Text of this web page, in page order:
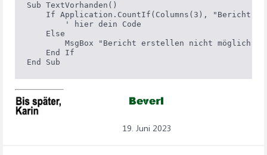
Sub TextVorhanden()
If Application.CountIf(Columns(3), "Bericht
        ' hier dein Code
    Else
        MsgBox "Bericht erstellen nicht möglich"
    End If
19. Juni 2023